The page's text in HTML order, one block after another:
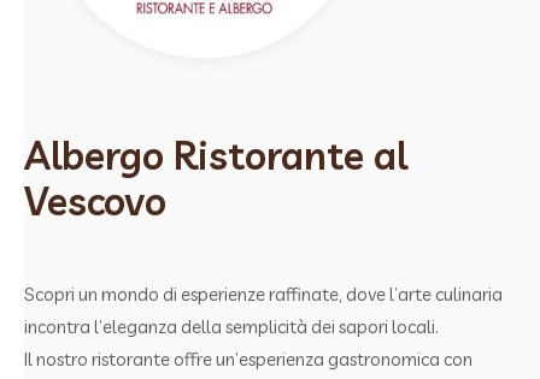
Albergo Ristorante al
Vescovo
Scopri un mondo di esperienze raffinate, dove l’arte culinaria
incontra l’eleganza della semplicità dei sapori locali.
Il nostro ristorante offre un’esperienza gastronomica con